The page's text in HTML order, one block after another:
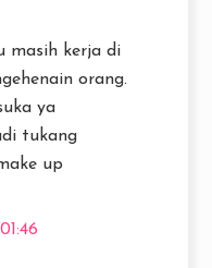
masih kerja di
orang.
ya
tukang
up